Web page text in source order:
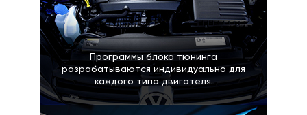
Программы блока тюнинга
разрабатываются индивидуально для
каждого типа двигателя.